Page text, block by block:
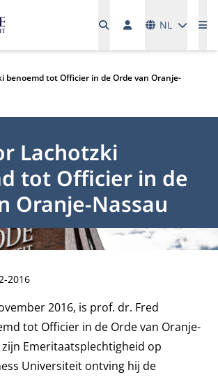
NL
benoemd tot Officier in de Orde van Oranje-
Lachotzki
tot Officier in de
Oranje-Nassau
2016
2016, is prof. dr. Fred
tot Officier in de Orde van Oranje-
zijn Emeritaatsplechtigheid op
Universiteit ontving hij de